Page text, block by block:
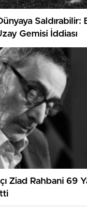
Saldırabilir:
Gemisi İddiası
Ziad Rahbani 69